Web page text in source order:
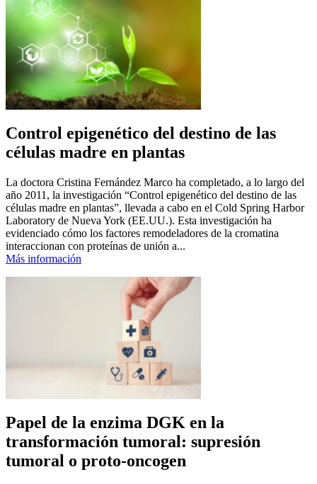
Control epigenético del destino de las
células madre en plantas
La doctora Cristina Fernández Marco ha completado, a lo largo del
año 2011, la investigación “Control epigenético del destino de las
células madre en plantas”, llevada a cabo en el Cold Spring Harbor
Laboratory de Nueva York (EE.UU.). Esta investigación ha
evidenciado cómo los factores remodeladores de la cromatina
interaccionan con proteínas de unión a...
Más información
Papel de la enzima DGK en la
transformación tumoral: supresión
tumoral o proto-oncogen